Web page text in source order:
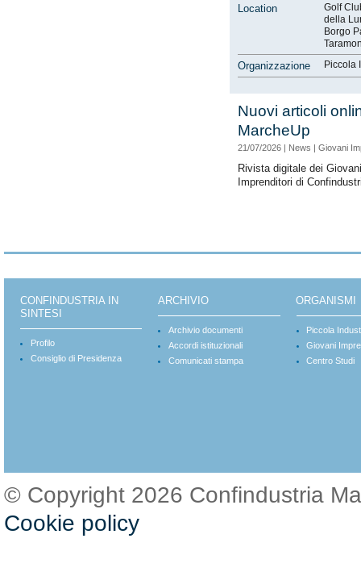
Location
Golf
della
Borgo
Organizzazione Piccola
Nuovi articoli
MarcheUp
21/07/2026 | News | Giovani
Rivista digitale dei Giovani
Imprenditori di
CONFINDUSTRIA IN
SINTESI
Profilo
Consiglio di Presidenza
ARCHIVIO
Archivio documenti
Accordi istituzionali
Comunicati stampa
ORGANISMI
Piccola
Giovani
Centro Studi
© Copyright 2026 Confindustria
Cookie policy